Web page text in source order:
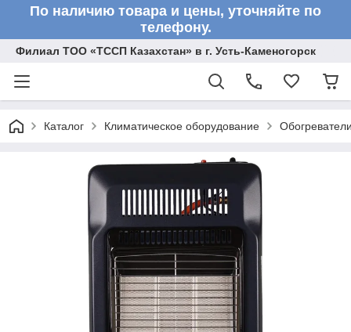
По наличию товара и цены, уточняйте по
телефону.
Филиал ТОО «ТССП Казахстан» в г. Усть-Каменогорск
Каталог Климатическое оборудование